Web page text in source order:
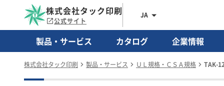
株式会社タック印刷
公式サイト
JA
製品・サービス カタログ 企業情報
株式会社タック印刷 製品・サービス ＵＬ規格・ＣＳＡ規格 TAK-